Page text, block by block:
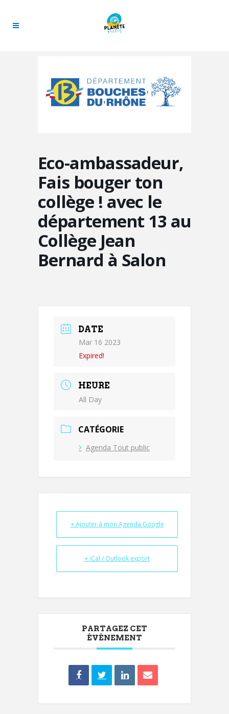
Eco-ambassadeur,
Fais bouger ton
collège ! avec le
département 13 au
Collège Jean
Bernard à Salon
DATE
Mar 16 2023
Expired!
HEURE
All Day
CATÉGORIE
Agenda Tout public
+ Ajouter à mon Agenda Google
+ iCal / Outlook export
PARTAGEZ CET
ÉVÉNEMENT